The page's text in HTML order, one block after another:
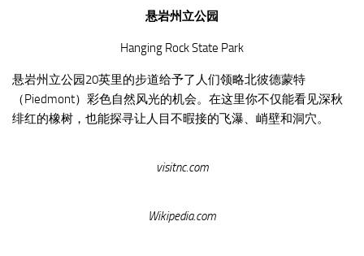
悬岩州立公园
Hanging Rock State Park
悬岩州立公园20英里的步道给予了人们领略北彼德蒙特
（Piedmont）彩色自然风光的机会。在这里你不仅能看见深秋
绯红的橡树，也能探寻让人目不暇接的飞瀑、峭壁和洞穴。
visitnc.com
Wikipedia.com